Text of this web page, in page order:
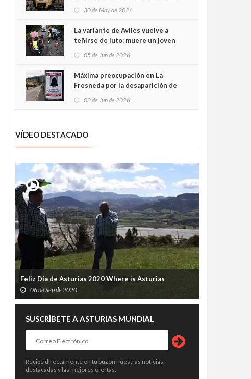
sobrecoste de los trenes que no
cabían por los túneles
30 de May de 2026
La variante de Avilés vuelve a
teñirse de luto: muere un joven
05 de Jun de 2026
Máxima preocupación en La
Fresneda por la desaparición de
03 de Jun de 2026
VÍDEO DESTACADO
Feliz Día de Asturias 2020 Where is Asturias
06 de Sep de 2020
SUSCRÍBETE A ASTURIAS MUNDIAL
Recibe directamente en tu buzón nuestras noticias
destacadas y las mejores ofertas.